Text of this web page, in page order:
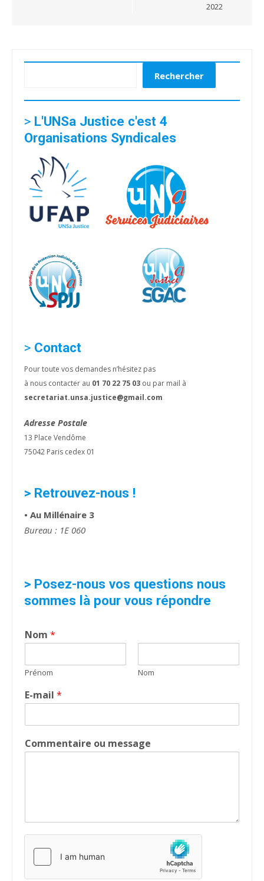
2022
Rechercher
> L'UNSa Justice c'est 4
Organisations Syndicales
> Contact
Pour toute vos demandes n’hésitez pas
à nous contacter au 01 70 22 75 03 ou par mail à
secretariat.unsa.justice@gmail.com
Adresse Postale
13 Place Vendôme
75042 Paris cedex 01
> Retrouvez-nous !
• Au Millénaire 3
Bureau : 1E 060
> Posez-nous vos questions nous
sommes là pour vous répondre
Nom *
Prénom Nom
E-mail *
Commentaire ou message